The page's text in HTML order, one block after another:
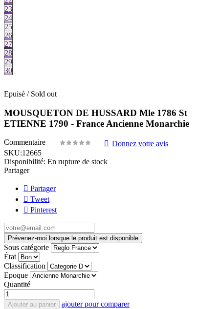
23
24
25
26
27
28
29
30
Epuisé / Sold out
MOUSQUETON DE HUSSARD Mle 1786 St
ETIENNE 1790 - France Ancienne Monarchie
Commentaire
Donnez votre avis
SKU:12665
Disponibilité: En rupture de stock
Partager
Partager
Tweet
Pinterest
Prévenez-moi lorsque le produit est disponible
Sous catégorie
État
Classification
Epoque
Quantité
Ajouter au panier ajouter pour comparer